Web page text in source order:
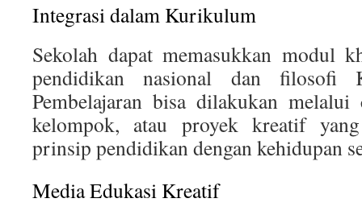
Integrasi dalam Kurikulum
Sekolah dapat memasukkan modul
pendidikan nasional dan filosofi
Pembelajaran bisa dilakukan
kelompok, atau proyek kreatif
prinsip pendidikan dengan kehidupan
Media Edukasi Kreatif